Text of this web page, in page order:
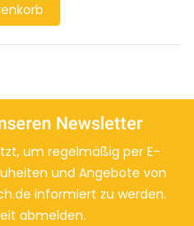
Newsletter
um regelmäßig per E-
und Angebote von
informiert zu werden.
abmelden.